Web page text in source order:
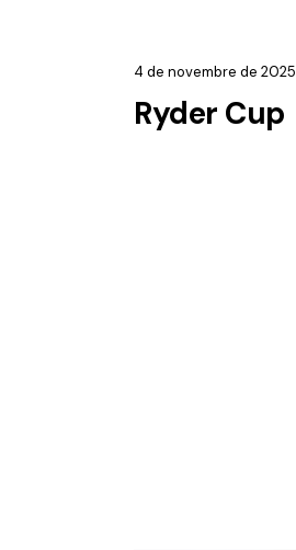
4 de novembre de 2025
Ryder Cup